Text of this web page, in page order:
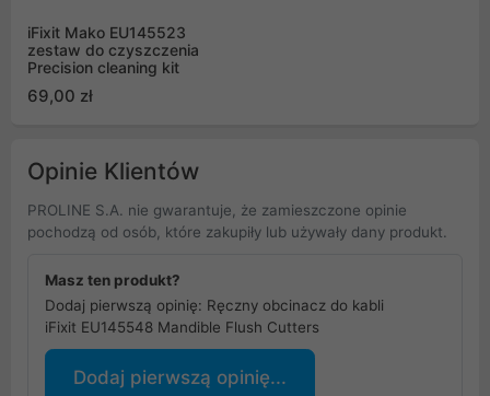
iFixit Mako EU145523
zestaw do czyszczenia
Precision cleaning kit
69,00 zł
Opinie Klientów
PROLINE S.A. nie gwarantuje, że zamieszczone opinie
pochodzą od osób, które zakupiły lub używały dany produkt.
Masz ten produkt?
Dodaj pierwszą opinię: Ręczny obcinacz do kabli
iFixit EU145548 Mandible Flush Cutters
Dodaj pierwszą opinię...